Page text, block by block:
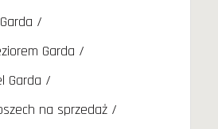
Garda
Garda
na sprzedaż